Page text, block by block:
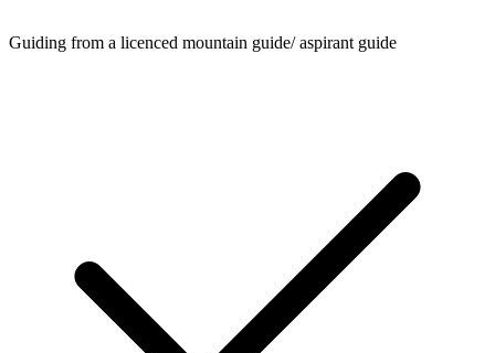
Guiding from a licenced mountain guide/ aspirant guide